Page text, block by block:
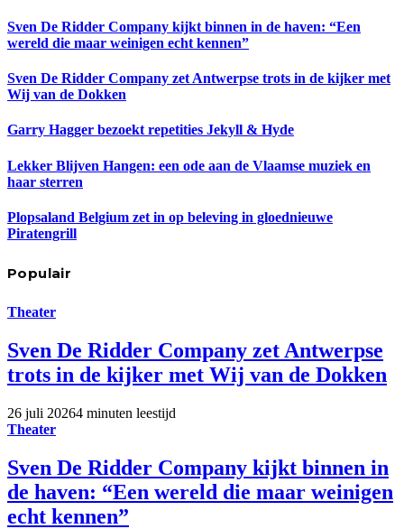
Sven De Ridder Company kijkt binnen in de haven: “Een
wereld die maar weinigen echt kennen”
Sven De Ridder Company zet Antwerpse trots in de kijker met
Wij van de Dokken
Garry Hagger bezoekt repetities Jekyll & Hyde
Lekker Blijven Hangen: een ode aan de Vlaamse muziek en
haar sterren
Plopsaland Belgium zet in op beleving in gloednieuwe
Piratengrill
Populair
Theater
Sven De Ridder Company zet Antwerpse
trots in de kijker met Wij van de Dokken
26 juli 20264 minuten leestijd
Theater
Sven De Ridder Company kijkt binnen in
de haven: “Een wereld die maar weinigen
echt kennen”